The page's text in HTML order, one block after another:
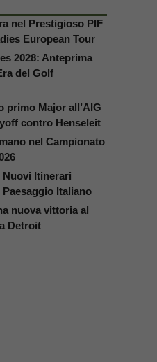
nel Prestigioso PIF
European Tour
2028: Anteprima
del Golf
primo Major all’AIG
contro Henseleit
nel Campionato
Nuovi Itinerari
Italiano
nuova vittoria al
Detroit